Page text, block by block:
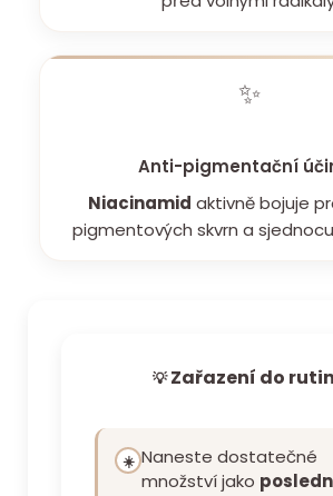
✨
Anti-pigmentační
Niacinamid aktivně bojuje
pigmentových skvrn a
💡Zařazení do
☀️ Naneste dostatečné
množství jako